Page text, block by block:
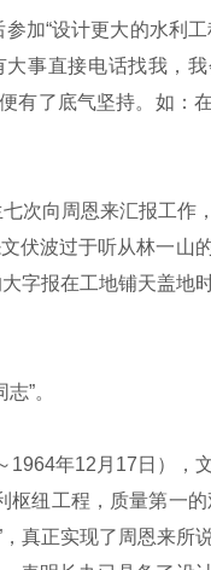
“设计更大的水利工
事直接电话找我，
有了底气坚持。如：
向周恩来汇报工作
伏波过于听从林一山
字报在工地铺天盖地
”。
年12月17日），
纽工程，质量第一的
真正实现了周恩来所